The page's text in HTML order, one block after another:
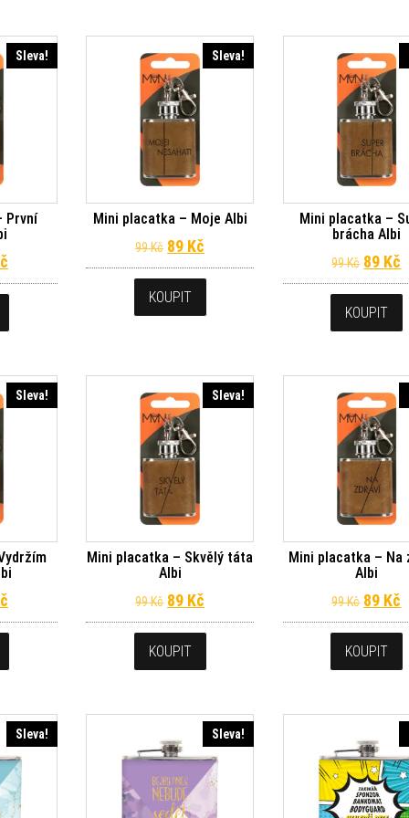
Sleva!
První
cena byla: 99 Kč.
Aktuální cena je: 89 Kč.
Sleva!
Mini placatka – Moje Albi
99Kč Původní cena byla: 99 Kč.
89 Kč Aktuální cena je: 89 Kč.
KOUPIT
Mini placatka –
brácha Albi
99Kč 89 Kč
KOUPIT
Sleva!
cena byla: 99 Kč.
Aktuální cena je: 89 Kč.
Sleva!
Mini placatka – Skvělý táta
Albi
99Kč Původní cena byla: 99 Kč.
89 Kč Aktuální cena je: 89 Kč.
KOUPIT
Mini placatka – Na
Albi
99Kč 89 Kč
KOUPIT
Sleva! Sleva!